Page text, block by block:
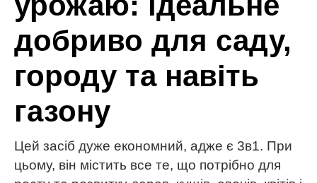
добриво для саду,
городу та навіть
газону
Цей засіб дуже економний, адже є 3в1. При
цьому, він містить все те, що потрібно для